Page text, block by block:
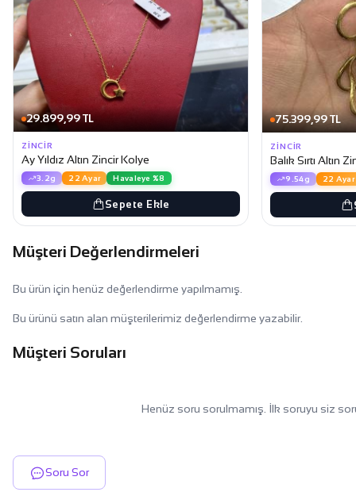
29.899,99 TL
ZINCIR
Ay Yıldız Altın Zincir Kolye
3.2g 22 Ayar Havaleye %8
Sepete Ekle
75.399,99 TL
ZINCIR
Balık Sırtı Altın
9.54g 22 Ayar
Müşteri Değerlendirmeleri
Bu ürün için henüz değerlendirme yapılmamış.
Bu ürünü satın alan müşterilerimiz değerlendirme yazabilir.
Müşteri Soruları
Henüz soru sorulmamış. İlk soruyu siz
Soru Sor